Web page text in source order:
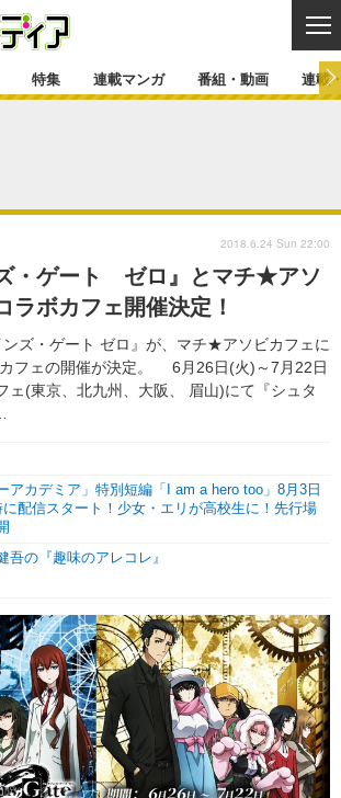
リ マンガ
イベント
コスプレ
新帝スタ
カバー
覧
覧 ラジオ
覧 コラム
知らせ
特集 連載マンガ 番組・動画 連載
ズ・ゲート ゼロ』とマチ★アソ
ラボカフェ開催決定！
ズ・ゲート ゼロ』が、マチ★アソビカフェに
フェの開催が決定。 6月26日(火)～7月22日
ェ(東京、北九州、大阪、 眉山)にて『シュタ
アカデミア」特別短編「I am a hero too」8月3日
に配信スタート！少女・エリが高校生に！先行場
吾の『趣味のアレコレ』
2018.6.24 Sun 22:00